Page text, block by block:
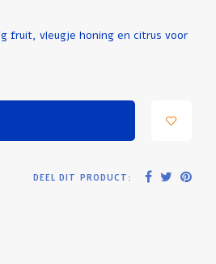
fruit, vleugje honing en citrus voor
DEEL DIT PRODUCT: